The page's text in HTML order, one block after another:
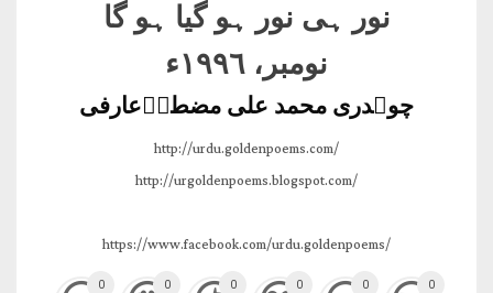
نور ہی نور ہو گیا ہو گا
نومبر، ١٩٩٦ء
چوہدری محمد علی مضطرؔعارفی
http://urdu.goldenpoems.com/
http://urgoldenpoems.blogspot.com/
https://www.facebook.com/urdu.goldenpoems/
0 0 0 0 0 0